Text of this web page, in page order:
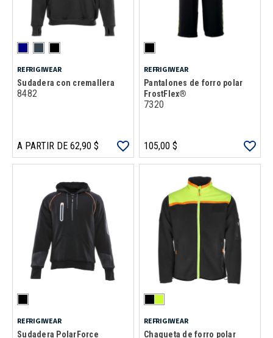
REFRIGIWEAR
Sudadera con cremallera
8482
A PARTIR DE 62,90 $
REFRIGIWEAR
Pantalones de forro polar
FrostFlex®
7320
105,00 $
REFRIGIWEAR
Sudadera PolarForce
REFRIGIWEAR
Chaqueta de forro polar